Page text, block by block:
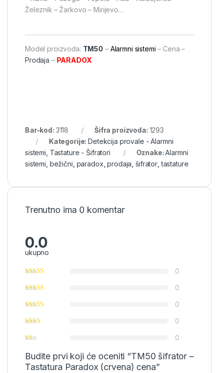
Železnik – Žarkovo – Mirijevo…
Model proizvoda: TM50 – Alarmni sistemi – Cena –
Prodaja – PARADOX
Bar-kod: 3118 Šifra proizvoda: 1293
Kategorije:Detekcija provale - Alarmni
sistemi Tastature - Šifratori Oznake:Alarmni
sistemi bežični paradox ,prodaja šifrator,tastature
Trenutno ima 0 komentar
0.0
ukupno
0
0
0
0
0
Budite prvi koji će oceniti “TM50 šifrator –
Tastatura Paradox (crvena) cena”